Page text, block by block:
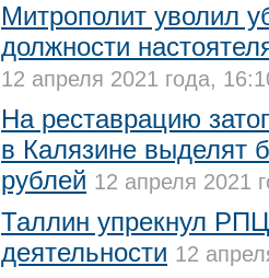
Митрополит уволил
должности
12 апреля 2021 года,
На реставрацию
в Калязине выделят
рублей 12 апреля 2021
Таллин упрекнул
деятельности 12